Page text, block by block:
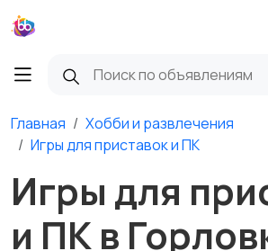
Главная
Хобби и развлечения
Игры для приставок и ПК
Игры для
и ПК в